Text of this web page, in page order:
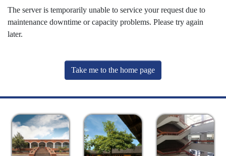
The server is temporarily unable to service your request due to
maintenance downtime or capacity problems. Please try again
later.
Take me to the home page